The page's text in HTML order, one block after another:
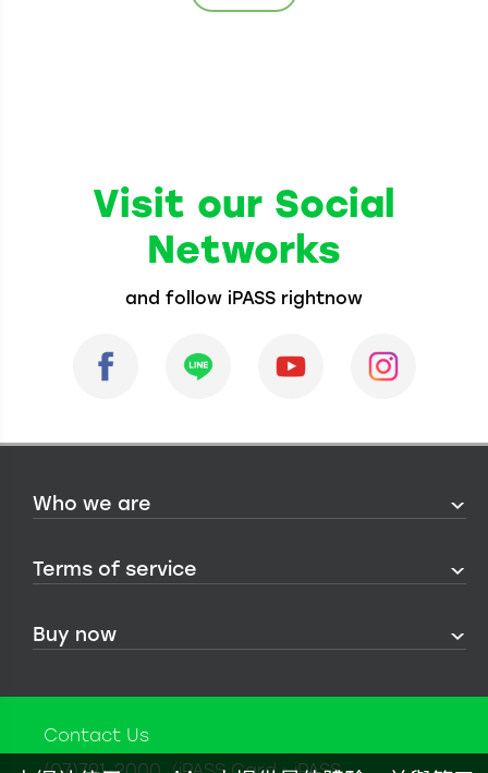
Visit our Social
Networks
and follow iPASS rightnow
Who we are
Terms of service
Buy now
Contact Us